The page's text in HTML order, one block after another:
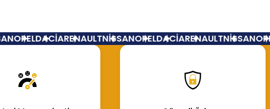
OPELDACİARENAULTNİSSANOPELDACİARENAULTNİSSANOPEL